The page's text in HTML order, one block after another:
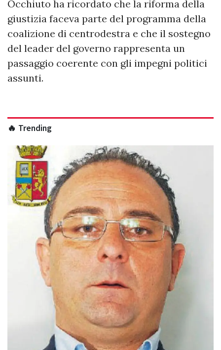
Occhiuto ha ricordato che la riforma della
giustizia faceva parte del programma della
coalizione di centrodestra e che il sostegno
del leader del governo rappresenta un
passaggio coerente con gli impegni politici
assunti.
🔥 Trending